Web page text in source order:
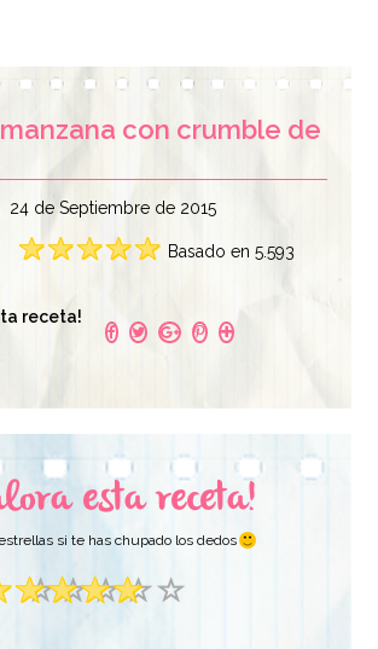
con crumble de
24 de Septiembre de 2015
Basado en 5.593
receta!
esta receta!
si te has chupado los dedos